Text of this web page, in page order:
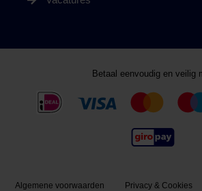
Betaal eenvoudig en veilig
Algemene voorwaarden Privacy & Cookies